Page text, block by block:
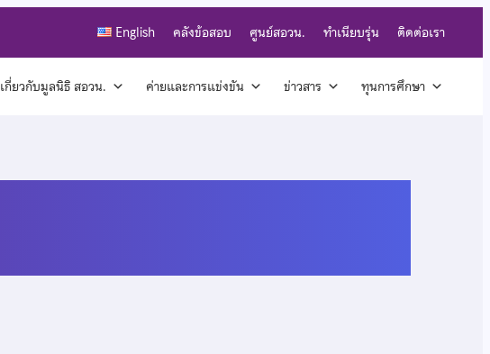
English คลังข้อสอบ ศูนย์สอวน. ทำเนียบรุ่น ติดต่อเรา
เกี่ยวกับมูลนิธิ สอวน. ค่ายและการแข่งขัน ข่าวสาร ทุนการศึกษา